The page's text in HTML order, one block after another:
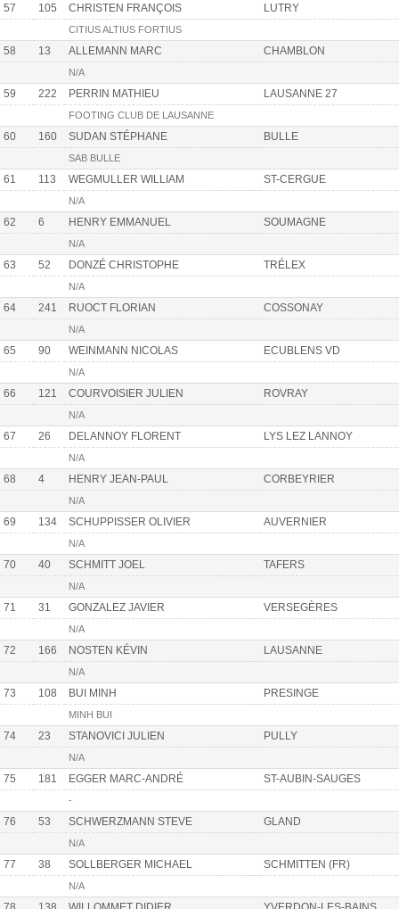
57 105 CHRISTEN FRANÇOIS LUTRY
CITIUS ALTIUS FORTIUS
58 13 ALLEMANN MARC CHAMBLON
N/A
59 222 PERRIN MATHIEU LAUSANNE 27
FOOTING CLUB DE LAUSANNE
60 160 SUDAN STÉPHANE BULLE
SAB BULLE
61 113 WEGMULLER WILLIAM ST-CERGUE
N/A
62 6 HENRY EMMANUEL SOUMAGNE
N/A
63 52 DONZÉ CHRISTOPHE TRÉLEX
N/A
64 241 RUOCT FLORIAN COSSONAY
N/A
65 90 WEINMANN NICOLAS ECUBLENS VD
N/A
66 121 COURVOISIER JULIEN ROVRAY
N/A
67 26 DELANNOY FLORENT LYS LEZ LANNOY
N/A
68 4 HENRY JEAN-PAUL CORBEYRIER
N/A
69 134 SCHUPPISSER OLIVIER AUVERNIER
N/A
70 40 SCHMITT JOEL TAFERS
N/A
71 31 GONZALEZ JAVIER VERSEGÈRES
N/A
72 166 NOSTEN KÉVIN LAUSANNE
N/A
73 108 BUI MINH PRESINGE
MINH BUI
74 23 STANOVICI JULIEN PULLY
N/A
75 181 EGGER MARC-ANDRÉ ST-AUBIN-SAUGES
-
76 53 SCHWERZMANN STEVE GLAND
N/A
77 38 SOLLBERGER MICHAEL SCHMITTEN (FR)
N/A